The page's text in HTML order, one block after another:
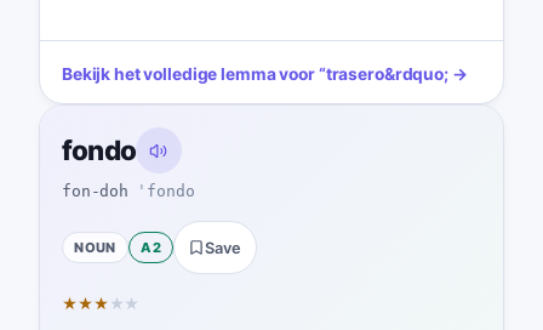
Bekijk het volledige lemma voor“trasero&rdquo; →
fondo
fon-doh ˈfondo
NOUN A2 Save
★★★ ★ ★